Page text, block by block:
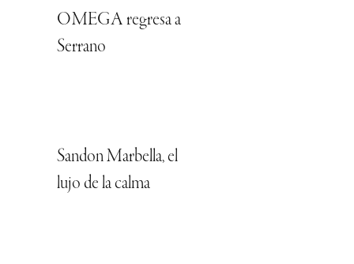
OMEGA regresa a
Serrano
Sandon Marbella, el
lujo de la calma